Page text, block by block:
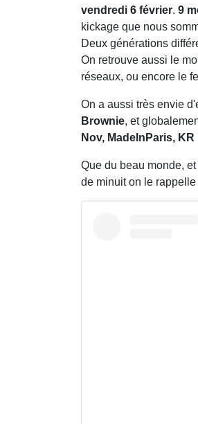
vendredi 6 février. 9
kickage que nous
Deux générations
On retrouve aussi le
réseaux, ou encore le
On a aussi très envie
Brownie, et
Nov, MadeInParis,
Que du beau monde,
de minuit on le rappelle